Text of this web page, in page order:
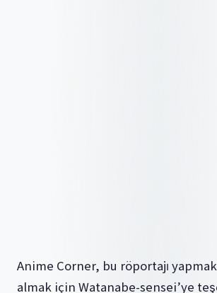
Anime Corner, bu röportajı
almak için Watanabe-sensei’ye